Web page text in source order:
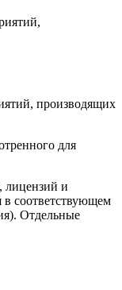
производящих
для
лицензий и
в соответствующем
Отдельные